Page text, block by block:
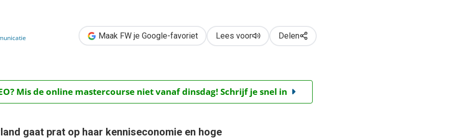
Maak FW je Google-favoriet Lees voor Delen
Mis de online mastercourse niet vanaf dinsdag! Schrijf je snel in
gaat prat op haar kenniseconomie en hoge